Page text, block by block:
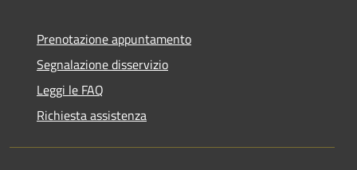
Prenotazione appuntamento
Segnalazione disservizio
Leggi le FAQ
Richiesta assistenza